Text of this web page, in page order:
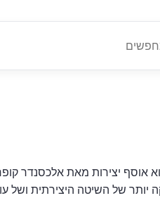
אוסף יצירות מאת אלכסנדר
יותר של השיטה היצירתית ושל